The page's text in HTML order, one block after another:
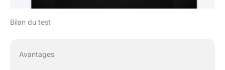
Bilan du test
Avantages